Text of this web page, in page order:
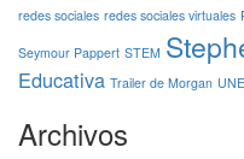
redes sociales redes sociales virtuales
Seymour Pappert STEM
Educativa Trailer de Morgan
Archivos